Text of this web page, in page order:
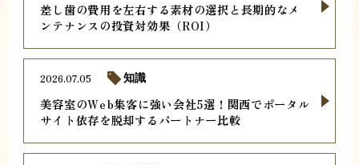
差し歯の費用を左右する素材の選択と長期的なメ
ンテナンスの投資対効果（ROI）
美容室のWeb集客に強い会社5選！関西でポータル
サイト依存を脱却するパートナー比較
2026.07.05 知識